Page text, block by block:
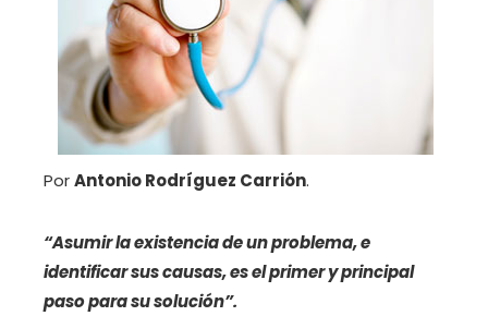
PorAntonio Rodríguez Carrión.
“Asumir la existencia de un problema, e
identificar sus causas, es el primer y principal
paso para su solución”.